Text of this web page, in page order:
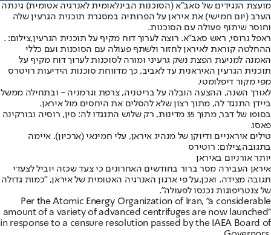
מועצת הנגידים של סאב״א (הסוכנות הבינלאומית לאנרגיה אטומית) גינתה
הערב (יום חמישי) את איראן על הפרותיה במסגרת תוכנית הגרעין שלה
וחוסר שיתוף פעולה עם הסוכנות.
ראפל גרוסי, ראש סאב"א. רוצה לערוך דוח מקיף על תוכנית הגרעין,צילום: .
ההחלטה קוראת לאיראן לחזור ולשתף פעולה עם הסוכנות ועם כללי
האמנה למניעת הפצת נשק גרעיני ומורה לסוכנות לערוך דוח מקיף על
תוכנית הגרעין האיראנית עד לאביב, כך מדווחת סוכנות הידיעות רויטרס
מפי מקור דיפלומטי.
לאורך השנה, ההצעה הובלה על בריטניה, צרפת וגרמניה - ובתחילה ממשל
ביידן התנגד לה, מתוך רצון שלא להסלים את היחסים מול איראן.
בסופו של דבר, מתוך 35 מדינות, רק שלוש התנגדו לה: סין, רוסיה ובורקינה
פאסו.
טילים איראניים ודיוקן של מנהיג איראן, עלי חמינאי (ארכיון). איימה
בתגובה,צילום: רוטירס
יותר אורניום באיראן
איראן העבירה מסר ברור בחודשים האחרונים כי צעד שכזה יוביל לצעדי
תגובה מצידה. ואכן,על פי ארגון האנרגיה האטומית של איראן, "כמות גדולה
של צנטריפוגות נכנסו לפעולה".
Per the Atomic Energy Organization of Iran, "a considerable
amount of a variety of advanced centrifuges are now launched"
in response to a censure resolution passed by the IAEA Board of